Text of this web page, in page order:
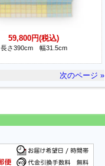
59,800円(税込)
長さ390cm 幅31.5cm
次のページ »